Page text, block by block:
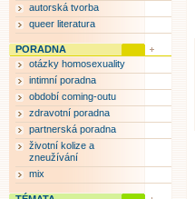
autorská tvorba
queer literatura
PORADNA
otázky homosexuality
intimní poradna
období coming-outu
zdravotní poradna
partnerská poradna
životní kolize a
zneužívání
mix